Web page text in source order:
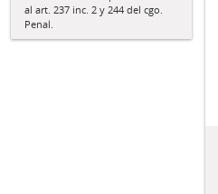
al art. 237 inc. 2 y 244 del cgo.
Penal.